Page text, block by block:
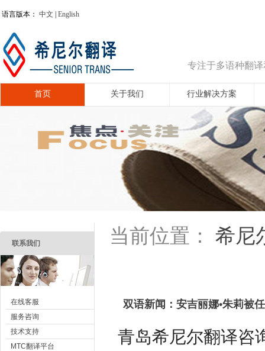
语言版本： 中文 English
专注于多语种翻
首页 关于我们 行业解决方案
联系我们
在线客服
服务咨询
技术支持
MTC翻译平台
当前位置： 希尼
双语新闻：安吉丽娜•朱莉被
青岛希尼尔翻译咨